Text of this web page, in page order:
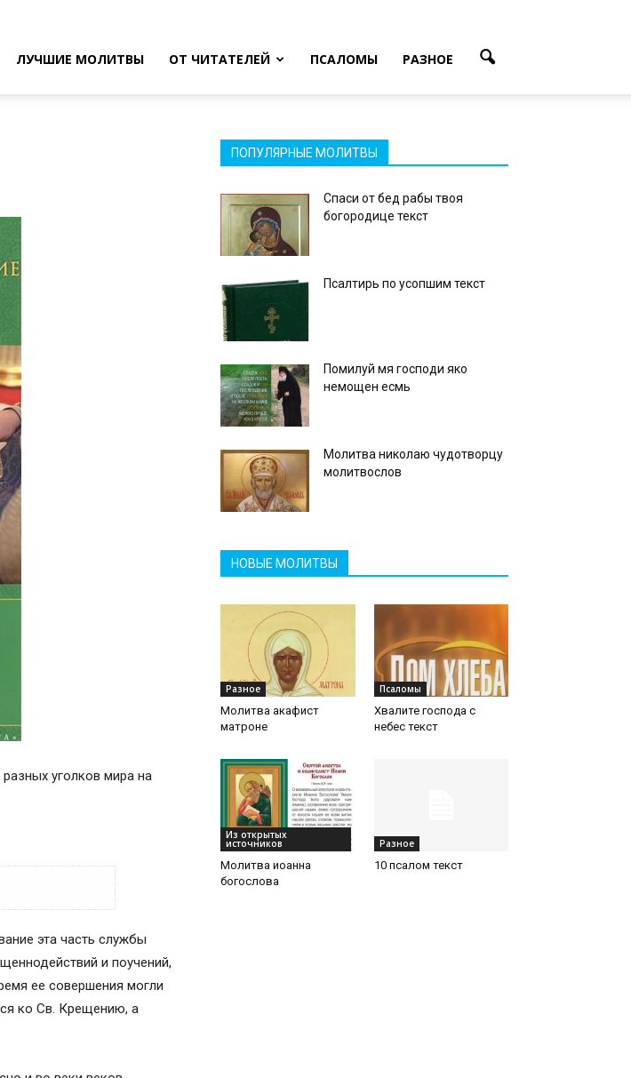
ЛУЧШИЕ МОЛИТВЫ ОТ ЧИТАТЕЛЕЙ ПСАЛОМЫ РАЗНОЕ
уголков мира на
эта часть службы
и поучений,
ее совершения могли
ко Св. Крещению, а
ПОПУЛЯРНЫЕ МОЛИТВЫ
Спаси от бед рабы твоя
богородице текст
Псалтирь по усопшим текст
Помилуй мя господи яко
немощен есмь
Молитва николаю чудотворцу
молитвослов
НОВЫЕ МОЛИТВЫ
Разное
Молитва акафист
матроне
Псаломы
Хвалите господа с
небес текст
Из открытых
источников
Молитва иоанна
богослова
Разное
10 псалом текст